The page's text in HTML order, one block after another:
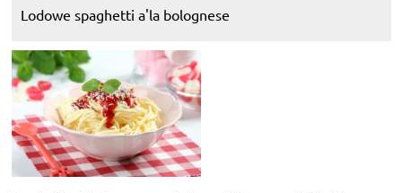
Lodowe spaghetti a'la bolognese